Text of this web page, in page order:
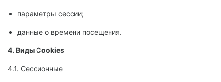
параметры сессии;
данные о времени посещения.
4. Виды Cookies
4.1. Сессионные